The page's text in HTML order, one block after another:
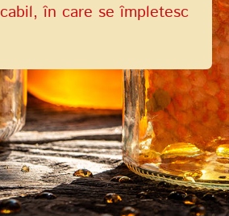
în care se împletesc
de culoarea razelor
florilor.